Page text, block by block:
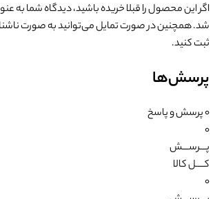
اگر این محصول را قبلا خریده باشید، دیدگاه شما به
شد. همچنین در صورت تمایل می‌توانید به صورت
ثبت کنید.
پرسش‌ها
0پرسش و پاسخ
0
پـــرســـش
کــــل کالا
0